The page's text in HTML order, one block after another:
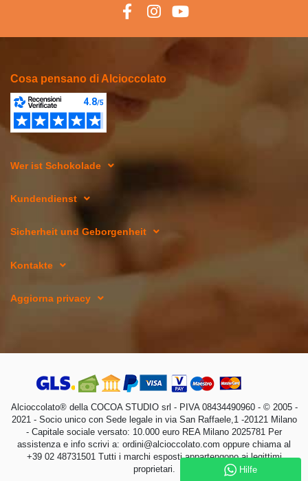
Cosa pensano di Alcioccolato
Wer ist Schokolade
Kundendienst
Sicherheit und Geborgenheit
Kontakte
Aggiorna privacy
Alcioccolato® della COCOA STUDIO srl - PIVA 08434490960 - © 2005 -
2021 - Socio unico con Sede legale in via San Raffaele,1 -20121 Milano
- Capitale sociale versato: 10.000 euro REA Milano 2025781 Per
assistenza e info scrivi a: ordini@alcioccolato.com oppure chiama al
+39 02 48731501 Tutti i marchi esposti appartengono ai legittimi
proprietari.
Hilfe